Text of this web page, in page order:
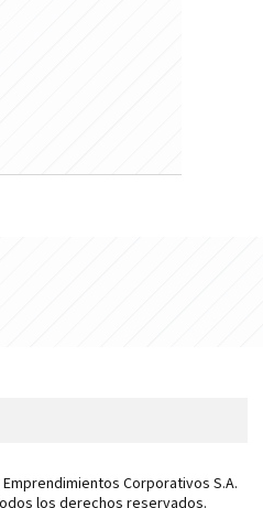
Corporativos S.A.
los derechos reservados.